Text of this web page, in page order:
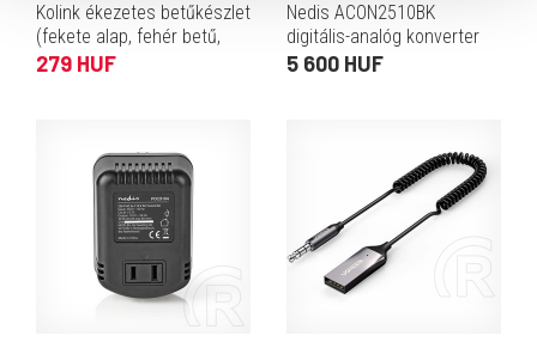
Kolink ékezetes betűkészlet
(fekete alap, fehér betű,
magyar)
279 HUF
Nedis ACON2510BK
digitális-analóg konverter
(HDMI eARC átalakítás, 2×
5 600 HUF